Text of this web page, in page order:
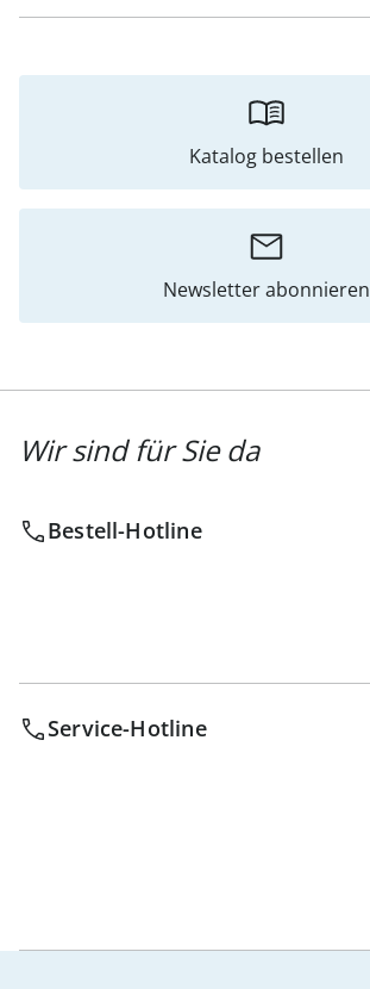
Katalog bestellen
Newsletter abonnieren
Wir sind für Sie da
Bestell-Hotline
Service-Hotline